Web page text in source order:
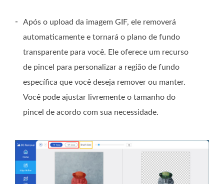
-
Após o upload da imagem GIF, ele removerá
automaticamente e tornará o plano de fundo
transparente para você. Ele oferece um recurso
de pincel para personalizar a região de fundo
específica que você deseja remover ou manter.
Você pode ajustar livremente o tamanho do
pincel de acordo com sua necessidade.